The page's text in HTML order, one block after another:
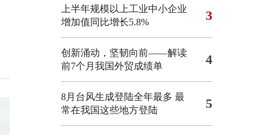
上半年规模以上工业中小企业
增加值同比增长5.8%
3
创新涌动，坚韧向前——解读
前7个月我国外贸成绩单
4
8月台风生成登陆全年最多 最
常在我国这些地方登陆
5